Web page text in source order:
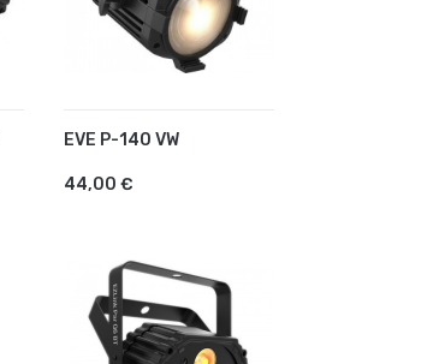
EVE P-140 VW
44,00 €
AJOUTER AU PANIER